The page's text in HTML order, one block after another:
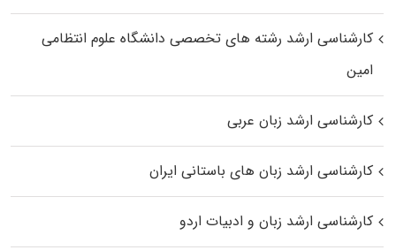
کارشناسی ارشد رﺷﺘﻪ ﻫﺎی تخصصی داﻧﺸﮕﺎه ﻋﻠﻮم انتظامی
اﻣﻴﻦ
کارشناسی ارشد زبان عربی
کارشناسی ارشد زبان‌ های باستانی ایران
کارشناسی ارشد زبان و ادبیات اردو